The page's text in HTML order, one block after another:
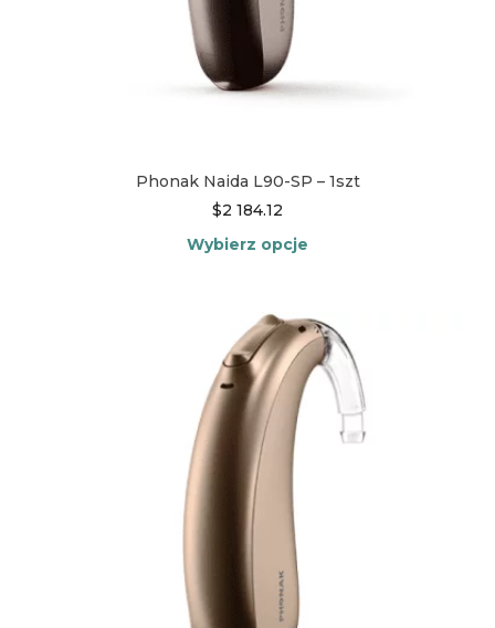
Phonak Naida L90-SP – 1szt
$2 184.12
Wybierz opcje
ma
wiele
wariantów.
Opcje
można
wybrać
na
stronie
produktu